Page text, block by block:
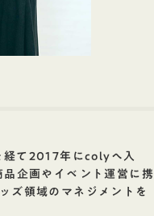
経て2017年にcolyへ入
企画やイベント運営に携
ズ領域のマネジメントを